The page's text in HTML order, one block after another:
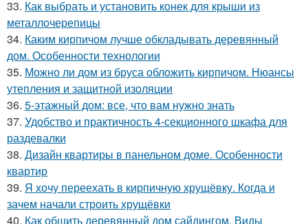
33. Как выбрать и установить конек для крыши из
металлочерепицы
34. Каким кирпичом лучше обкладывать деревянный
дом. Особенности технологии
35. Можно ли дом из бруса обложить кирпичом. Нюансы
утепления и защитной изоляции
36. 5-этажный дом: все, что вам нужно знать
37. Удобство и практичность 4-секционного шкафа для
раздевалки
38. Дизайн квартиры в панельном доме. Особенности
квартир
39. Я хочу переехать в кирпичную хрущёвку. Когда и
зачем начали строить хрущёвки
40. Как обшить деревянный дом сайдингом. Виды